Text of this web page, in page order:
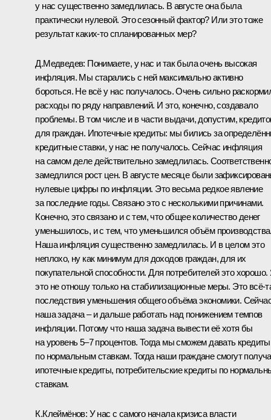
у нас существенно замедлилась. В августе она была
практически нулевой. Это сезонный фактор? Или это тоже
результат каких‑то спланированных мер?
Д.Медведев: Понимаете, у нас и так была очень высокая
инфляция. Мы старались с ней максимально активно
бороться. Не всё у нас получалось. Очень сильно
расходы по ряду направлений. И это, конечно, создавало
проблемы. В том числе и в части выдачи, допустим,
для граждан. Ипотечные кредиты: мы бились за
кредитные ставки, у нас не получалось. Сейчас инфляция
на самом деле действительно замедлилась.
замедлился рост цен. В августе месяце были
нулевые цифры по инфляции. Это весьма редкое явление
за последние годы. Связано это с несколькими причинами.
Конечно, это связано и с тем, что общее количество денег
уменьшилось, и с тем, что уменьшился объём
Наша инфляция существенно замедлилась. И в целом это
неплохо, ну как минимум для доходов граждан, для их
покупательной способности. Для потребителей это хорошо.
это не отношу только на стабилизационные меры. Это
последствия уменьшения общего объёма экономики.
наша задача – и дальше работать над понижением темпов
инфляции. Потому что наша задача вывести её хотя бы
на уровень 5–7 процентов. Тогда мы сможем давать кредиты
по нормальным ставкам. Тогда наши граждане смогут
ипотечные кредиты, потребительские кредиты по
ставкам.
К.Клеймёнов: У нас с самого начала кризиса власти